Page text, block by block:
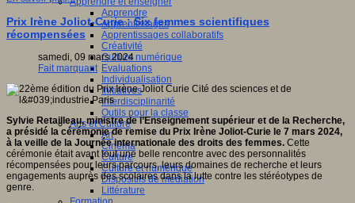
Apprendre
Apprentissages
Apprentissages collaboratifs
Créativité
Culture numérique
Evaluations
Individualisation
Initiatives
Interdisciplinarité
Outils pour la classe
Arts et Culture
Art
Cinéma
Culture
Culture et numérique
Dispositifs de médiation
Littérature
Prix Irène Joliot-Curie : Six femmes scientifiques
récompensées
samedi, 09 mars 2024
Fait marquant
Sylvie Retailleau, ministre de l’Enseignement supérieur et de la Recherche,
a présidé la cérémonie de remise du Prix Irène Joliot-Curie le 7 mars 2024,
à la veille de la Journée internationale des droits des femmes. Cette
cérémonie était avant tout une belle rencontre avec des personnalités
récompensées pour leurs parcours, leurs domaines de recherche et leurs
engagements auprès des scolaires dans la lutte contre les stéréotypes de
genre.